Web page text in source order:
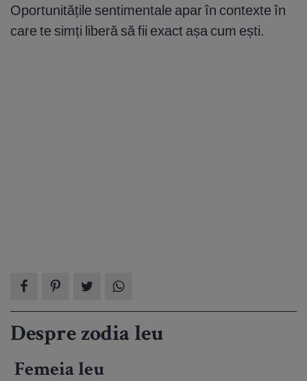
Oportunitățile sentimentale apar în contexte în
care te simți liberă să fii exact așa cum ești.
Despre zodia leu
Femeia leu